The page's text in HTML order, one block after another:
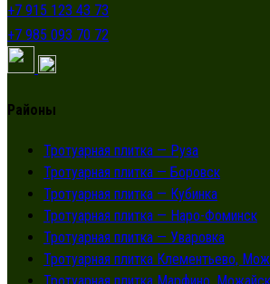
+7 915 123 43 73
+7 985 093 70 72
Районы
Тротуарная плитка — Руза
Тротуарная плитка — Боровск
Тротуарная плитка — Кубинка
Тротуарная плитка — Наро-Фоминск
Тротуарная плитка — Уваровка
Тротуарная плитка Клементьево,